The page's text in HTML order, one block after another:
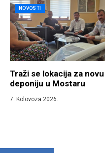
NOVOSTI
Traži se lokacija za novu
deponiju u Mostaru
7. Kolovoza 2026.